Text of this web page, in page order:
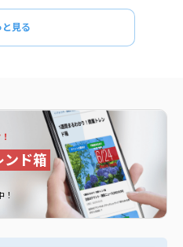
と見る
ンド箱
！